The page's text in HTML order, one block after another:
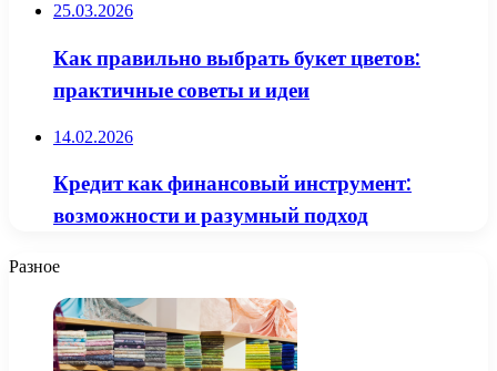
25.03.2026
Как правильно выбрать букет цветов:
практичные советы и идеи
14.02.2026
Кредит как финансовый инструмент:
возможности и разумный подход
Разное